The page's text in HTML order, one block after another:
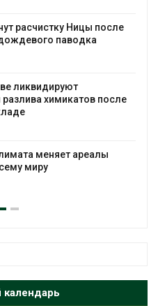
расчистку Ницы после
паводка
ликвидируют
химикатов после
меняет ареалы
миру
календарь